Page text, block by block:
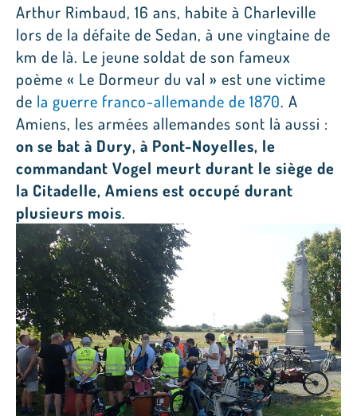
Arthur Rimbaud, 16 ans, habite à Charleville
lors de la défaite de Sedan, à une vingtaine de
km de là. Le jeune soldat de son fameux
poème « Le Dormeur du val » est une victime
de la guerre franco-allemande de 1870. A
Amiens, les armées allemandes sont là aussi :
on se bat à Dury, à Pont-Noyelles, le
commandant Vogel meurt durant le siège de
la Citadelle, Amiens est occupé durant
plusieurs mois.